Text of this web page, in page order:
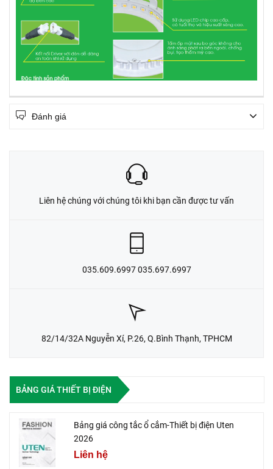
Đánh giá
Liên hệ chúng với chúng tôi khi bạn cần được tư vấn
035.609.6997 035.697.6997
82/14/32A Nguyễn Xí, P.26, Q.Bình Thạnh, TPHCM
BẢNG GIÁ THIẾT BỊ ĐIỆN
Bảng giá công tắc ổ cắm-Thiết bị điện Uten
2026
Liên hệ